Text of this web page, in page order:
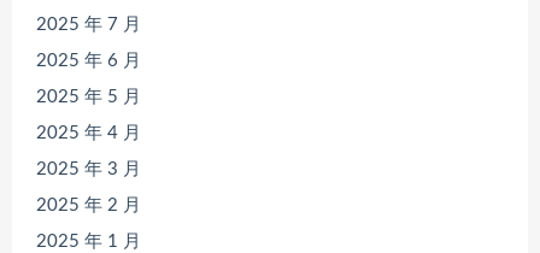
2025 年 7 月
2025 年 6 月
2025 年 5 月
2025 年 4 月
2025 年 3 月
2025 年 2 月
2025 年 1 月